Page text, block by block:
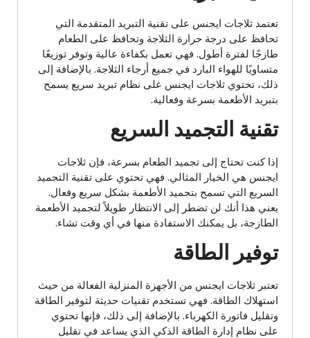
تعتمد ثلاجات ايجنس على تقنية التبريد المتقدمة التي
تحافظ على درجة حرارة الثلاجة وتحافظ على الطعام
طازجًا لفترة أطول. فهي تعمل بكفاءة عالية وتوفر توزيعًا
متساويًا للهواء البارد في جميع أرجاء الثلاجة. بالإضافة إلى
ذلك، تحتوي ثلاجات ايجنس على نظام تبريد سريع يسمح
بتبريد الأطعمة بسرعة وفعالية.
تقنية التجميد السريع
إذا كنت تحتاج إلى تجميد الطعام بسرعة، فإن ثلاجات
ايجنس هي الخيار المثالي. فهي تحتوي على تقنية التجميد
السريع التي تسمح بتجميد الأطعمة بشكل سريع وفعال.
يعني هذا أنك لن تضطر إلى الانتظار طويلاً لتجميد الأطعمة
الطازجة، بل يمكنك الاستفادة منها في أي وقت تشاء.
توفير الطاقة
تعتبر ثلاجات ايجنس من الأجهزة المنزلية الفعالة من حيث
استهلاك الطاقة. فهي تستخدم تقنيات حديثة لتوفير الطاقة
وتقليل فاتورة الكهرباء. بالإضافة إلى ذلك، فإنها تحتوي
على نظام إدارة الطاقة الذكي الذي يساعد في تقليل